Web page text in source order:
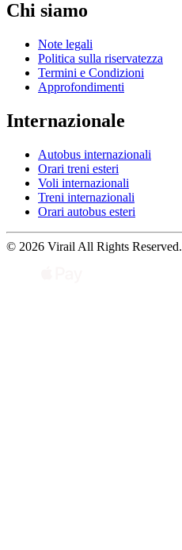
Chi siamo
Note legali
Politica sulla riservatezza
Termini e Condizioni
Approfondimenti
Internazionale
Autobus internazionali
Orari treni esteri
Voli internazionali
Treni internazionali
Orari autobus esteri
© 2026 Virail All Rights Reserved.